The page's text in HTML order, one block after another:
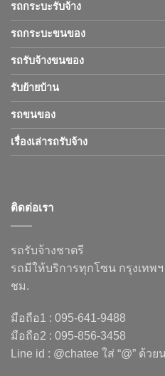
รถกระบะรับจ้าง
รถกระบะขนของ
รถรับจ้างขนของ
รับย้ายบ้าน
รถขนของ
เรื่องเล่ารถรับจ้าง
ติดต่อเรา
รถรับจ้างชาตรี
รถมีให้บริการทุกโซน กรุงเทพ
ชม.
มือถือ1 : 095-641-9488
มือถือ2 : 095-856-3458
Line id : @chatee ใส่ “@” ด้ว